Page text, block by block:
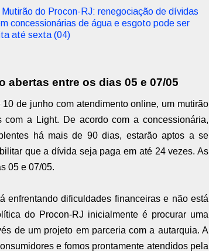
Mutirão do Procon-RJ: renegociação de dívidas
concessionárias de água e esgoto pode ser
até sexta (04)
abertas entre os dias 05 e 07/05
de junho com atendimento online, um mutirão
a Light. De acordo com a concessionária,
há mais de 90 dias, estarão aptos a se
que a dívida seja paga em até 24 vezes. As
05 e 07/05.
enfrentando dificuldades financeiras e não está
do Procon-RJ inicialmente é procurar uma
de um projeto em parceria com a autarquia. A
e fomos prontamente atendidos pela